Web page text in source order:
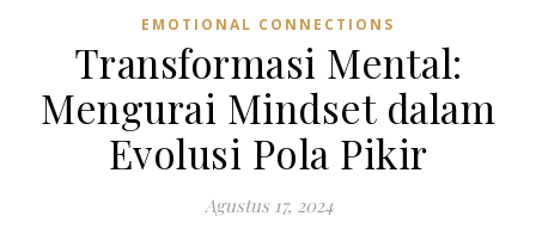
EMOTIONAL CONNECTIONS
Transformasi Mental:
Mengurai Mindset dalam
Evolusi Pola Pikir
Agustus 17, 2024